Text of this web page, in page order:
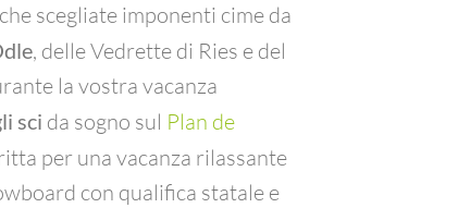
scegliate imponenti cime da
, delle Vedrette di Ries e del
la vostra vacanza
sci da sogno sul Plan de
per una vacanza rilassante
con qualifica statale e